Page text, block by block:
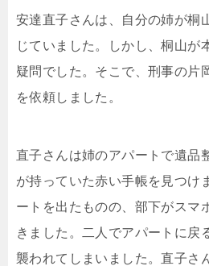
安達直子さんは、自分の姉が桐
じていました。しかし、桐山が
疑問でした。そこで、刑事の片
を依頼しました。
直子さんは姉のアパートで遺品
が持っていた赤い手帳を見つけ
ートを出たものの、部下がスマ
きました。二人でアパートに戻
襲われてしまいました。直子さ